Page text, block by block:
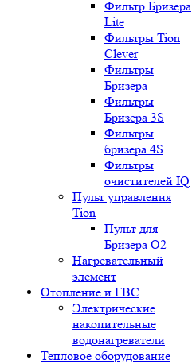
Фильтр Бризера
Lite
Фильтры Tion
Clever
Фильтры
Бризера
Фильтры
Бризера 3S
Фильтры
бризера 4S
Фильтры
очистителей IQ
Пульт управления
Tion
Пульт для
Бризера O2
Нагревательный
элемент
Отопление и ГВС
Электрические
накопительные
водонагреватели
Тепловое оборудование